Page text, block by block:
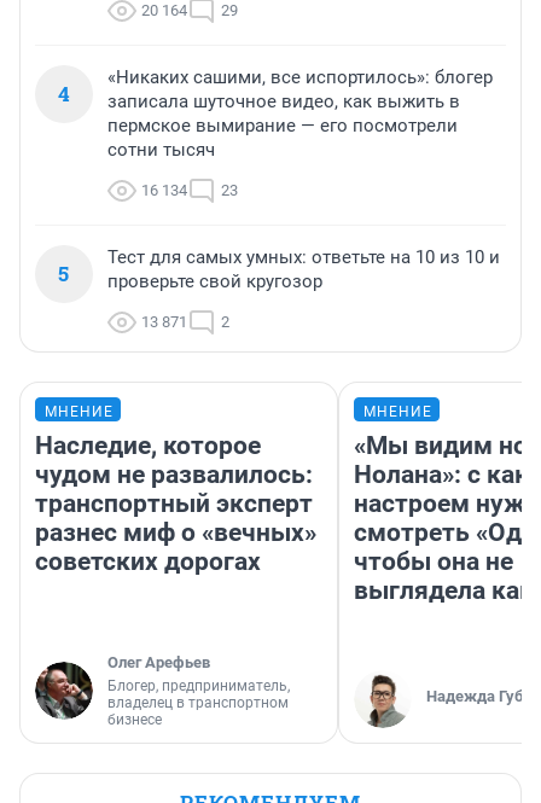
20 164 29
4
«Никаких сашими, все испортилось»: блогер
записала шуточное видео, как выжить в
пермское вымирание — его посмотрели
сотни тысяч
16 134 23
5
Тест для самых умных: ответьте на 10 из 10 и
проверьте свой кругозор
13 871 2
МНЕНИЕ
Наследие, которое
чудом не развалилось:
транспортный эксперт
разнес миф о «вечных»
советских дорогах
Олег Арефьев
Блогер, предприниматель,
владелец в транспортном
бизнесе
МНЕНИЕ
«Мы видим
Нолана»: с
настроем
смотреть
чтобы она не
выглядела как
Надежда